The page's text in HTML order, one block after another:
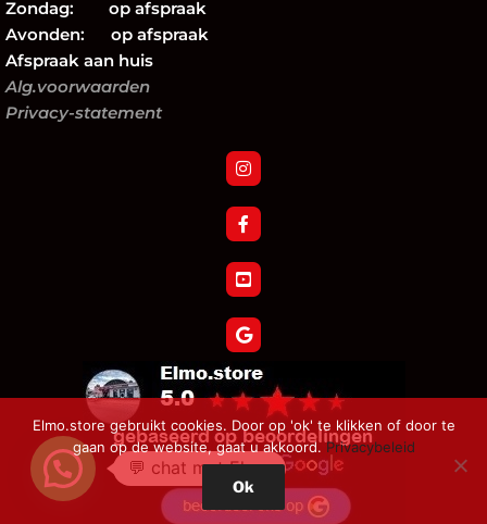
Zondag: op afspraak
Avonden: op afspraak
Afspraak aan huis
Alg.voorwaarden
Privacy-statement
Verzoek tot herroeping bestelling
💬 chat met Elmo
Elmo.store gebruikt cookies. Door op 'ok' te klikken of door te
gaan op de website, gaat u akkoord.Privacybeleid
Ok